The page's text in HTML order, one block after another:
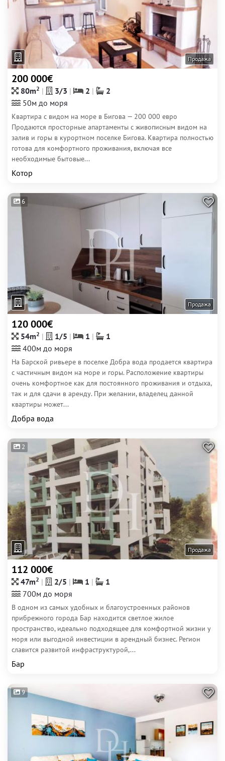
Продажа
200 000€
80m2 3/3 2
2
50м до моря
Квартира с видом на море в Бигова — 200 000 евро
Продаются просторные апартаменты с живописным видом на
залив и горы в курортном поселке Бигова. Квартира полностью
готова для комфортного проживания, включая все
необходимые бытовые...
Котор
6
Продажа
120 000€
54m2 1/5 1
1
400м до моря
На Барской ривьере в поселке Добра вода продается квартира
с частичным видом на море и горы. Расположение квартиры
очень комфортное как для постоянного проживания и отдыха,
так и для сдачи в аренду. При желании, владелец данной
квартиры может...
Добра вода
2
Продажа
112 000€
47m2 2/5 1
1
700м до моря
В одном из самых удобных и благоустроенных районов
прибрежного города Бар находится светлое жилое
пространство, идеально подходящее для комфортной жизни у
моря или выгодной инвестиции в арендный бизнес. Регион
славится развитой инфраструктурой,...
Бар
9